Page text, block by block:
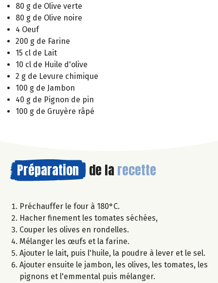
80 g de Olive verte
80 g de Olive noire
4 Oeuf
200 g de Farine
15 cl de Lait
10 cl de Huile d'olive
2 g de Levure chimique
100 g de Jambon
40 g de Pignon de pin
100 g de Gruyère râpé
Préparation de la recette
Préchauffer le four à 180°C.
Hacher finement les tomates séchées,
Couper les olives en rondelles.
Mélanger les œufs et la farine.
Ajouter le lait, puis l'huile, la poudre à lever et le sel.
Ajouter ensuite le jambon, les olives, les tomates, les
pignons et l'emmental puis mélanger.